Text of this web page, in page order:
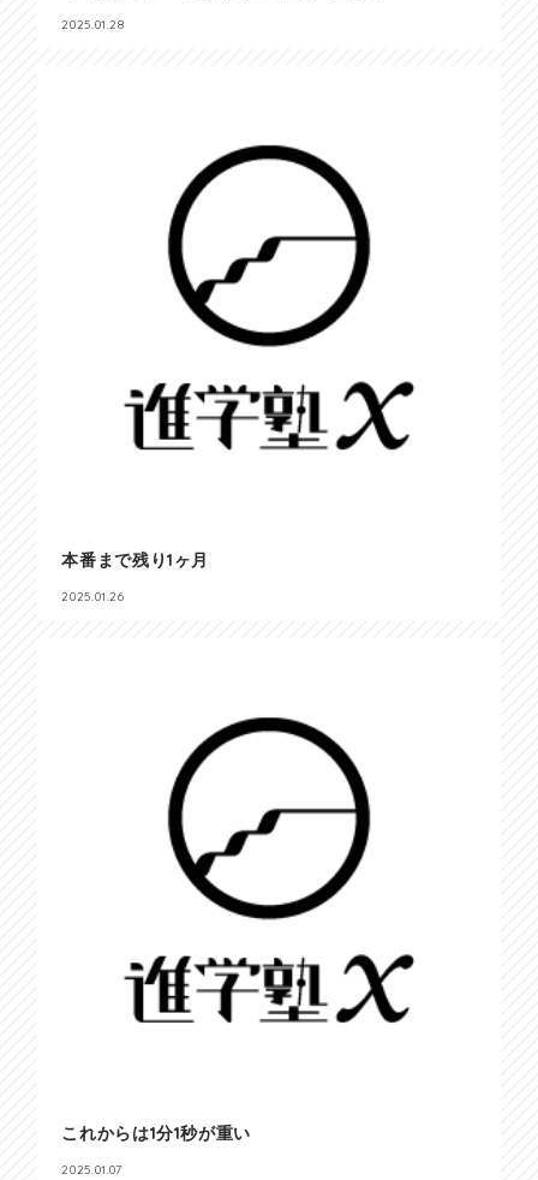
2025.01.28
本番まで残り1ヶ月
2025.01.26
これからは1分1秒が重い
2025.01.07